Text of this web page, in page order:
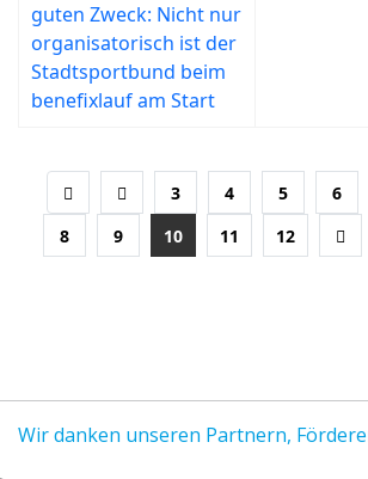
guten Zweck: Nicht nur
organisatorisch ist der
Stadtsportbund beim
benefixlauf am Start
3 4 5 6
8
9 10 11 12
Wir danken unseren Partnern,